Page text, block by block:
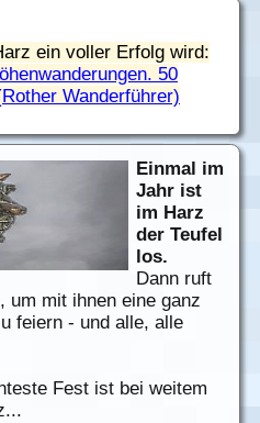
ein voller Erfolg wird:
50
Wanderführer)
Einmal im
Jahr ist
im Harz
der Teufel
los.
Dann ruft
um mit ihnen eine ganz
feiern - und alle, alle
Fest ist bei weitem